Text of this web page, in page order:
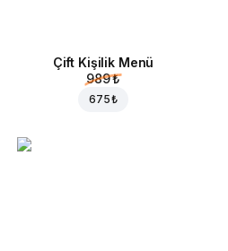
Çift Kişilik Menü
989 ₺
675 ₺